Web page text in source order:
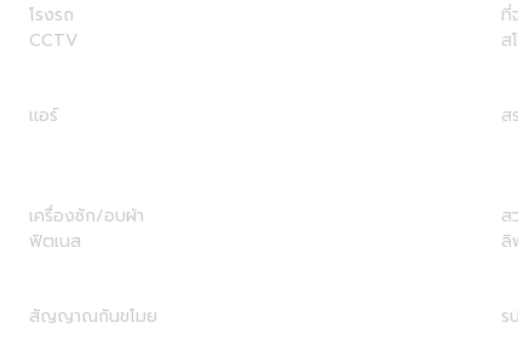
โรงรถ
ที่
CCTV ส
แอร์
ส
เครื่องซัก/อบผ้า
ส
ฟิตเนส ลิ
สัญญาณกันขโมย
ร